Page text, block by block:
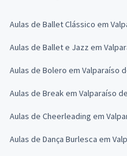
Aulas de Ballet Clássico em
Aulas de Ballet e Jazz em
Aulas de Bolero em Valparaíso
Aulas de Break em Valparaíso
Aulas de Cheerleading em
Aulas de Dança Burlesca em